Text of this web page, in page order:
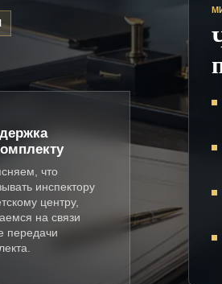
что
инспектору
центру,
на связи
передачи